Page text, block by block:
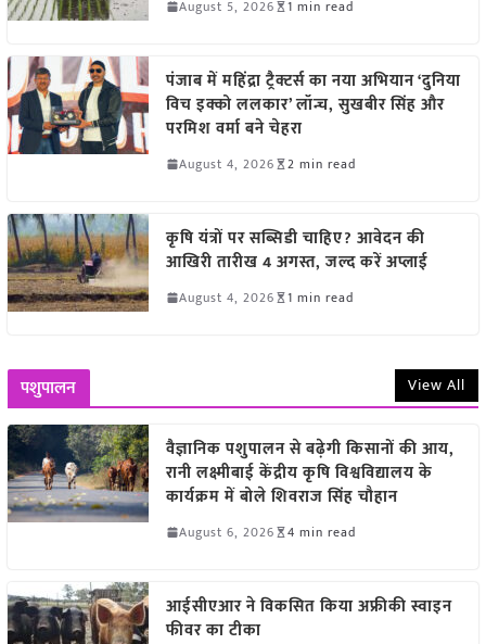
August 5, 2026 1 min read
पंजाब में महिंद्रा ट्रैक्टर्स का नया अभियान ‘दुनिया
विच इक्को ललकार’ लॉन्च, सुखबीर सिंह और
परमिश वर्मा बने चेहरा
August 4, 2026 2 min read
कृषि यंत्रों पर सब्सिडी चाहिए? आवेदन की
आखिरी तारीख 4 अगस्त, जल्द करें अप्लाई
August 4, 2026 1 min read
पशुपालन View All
वैज्ञानिक पशुपालन से बढ़ेगी किसानों की आय,
रानी लक्ष्मीबाई केंद्रीय कृषि विश्वविद्यालय के
कार्यक्रम में बोले शिवराज सिंह चौहान
August 6, 2026 4 min read
आईसीएआर ने विकसित किया अफ्रीकी स्वाइन
फीवर का टीका